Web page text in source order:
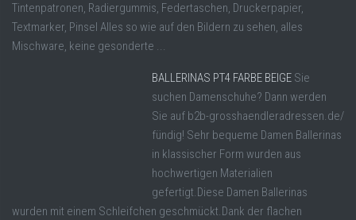
Tintenpatronen, Radiergummis, Federtaschen, Druckerpapier,
Textmarker, Pinsel Alles so wie auf den Bildern zu sehen, alles
Mischware, keine gesonderte ...
BALLERINAS PT4 FARBE BEIGE Sie
suchen Damenschuhe? Dann werden
Sie auf b2b-grosshaendleradressen.de/
fündig! Sehr bequeme Damen Ballerinas
in klassischer Form wurden aus
hochwertigen Materialien
gefertigt.Diese Damen Ballerinas
wurden mit einem Schleifchen geschmückt.Dank der flachen